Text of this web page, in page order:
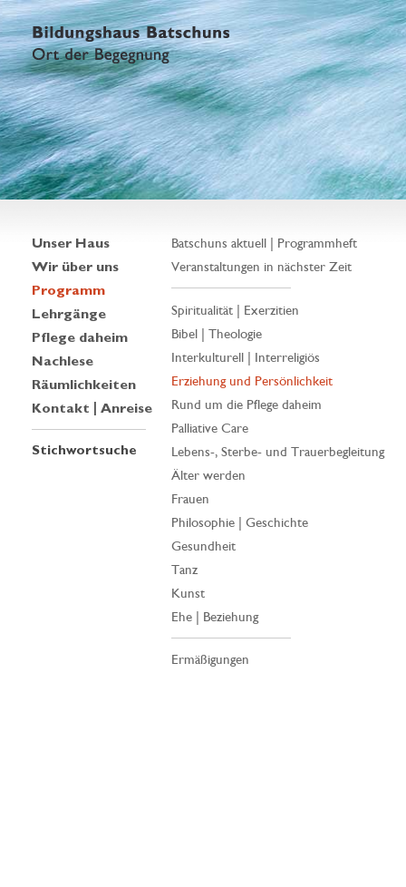
Unser Haus
Wir über uns
Programm
Lehrgänge
Pflege daheim
Nachlese
Räumlichkeiten
Kontakt | Anreise
Stichwortsuche
Batschuns aktuell | Programmheft
Veranstaltungen in nächster Zeit
Spiritualität | Exerzitien
Bibel | Theologie
Interkulturell | Interreligiös
Erziehung und Persönlichkeit
Rund um die Pflege daheim
Palliative Care
Lebens-, Sterbe- und Trauerbegleitung
Älter werden
Frauen
Philosophie | Geschichte
Gesundheit
Tanz
Kunst
Ehe | Beziehung
Ermäßigungen